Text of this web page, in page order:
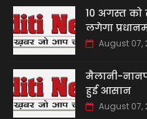
10 अगस्त
लगेगा
August 07,
मैलानी-
हुई आसान
August 07,